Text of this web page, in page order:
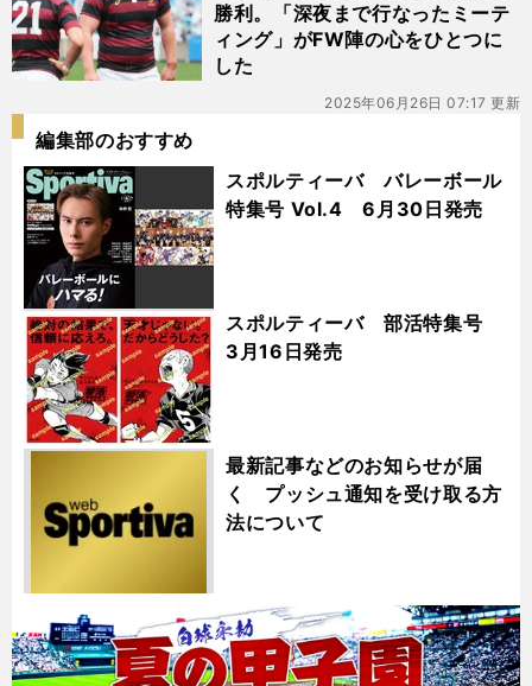
勝利。「深夜まで行なったミーテ
ィング」がFW陣の心をひとつに
した
2025年06月26日 07:17 更新
編集部のおすすめ
スポルティーバ バレーボール
特集号 Vol.4 6月30日発売
スポルティーバ 部活特集号
3月16日発売
最新記事などのお知らせが届
く プッシュ通知を受け取る方
法について